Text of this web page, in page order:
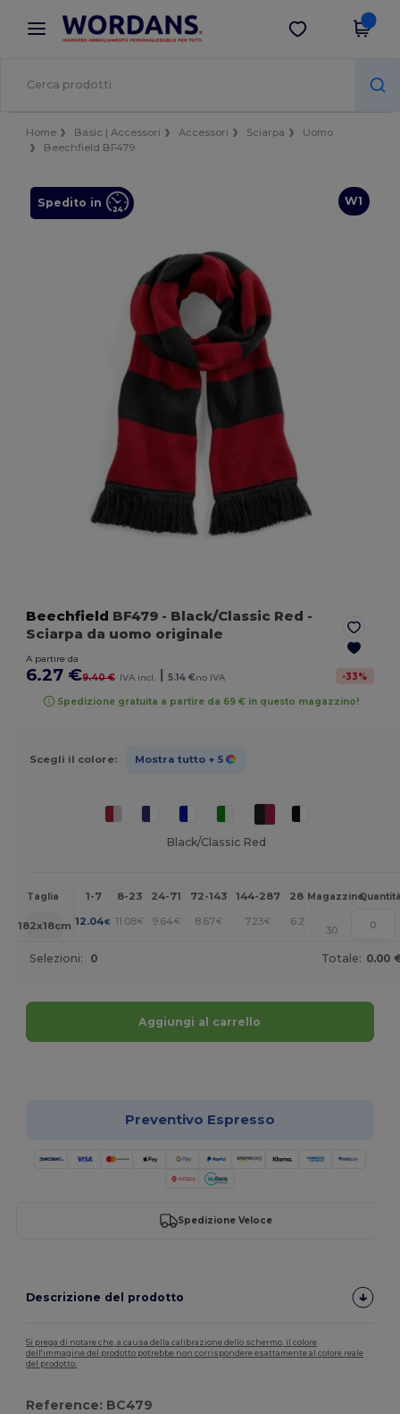
× App Wordans
Prezzi migliori sull'app!
Scarica app
Home Basic | Accessori Accessori Sciarpa
Uomo
Beechfield BF479
W1
Spedito in
Beechfield BF479 - Black/Classic Red -
Sciarpa da uomo originale
A partire da
6.27 €9.40 € IVA incl. | 5.14 €no IVA -33%
Spedizione gratuita a partire da 69 € in questo magazzino!
Scegli il colore: Mostra tutto + 5
Black/Classic Red
Taglia 1-7 8-23 24-71 72-143 144-287 288 + Altri
Magazzino
182x18cm 12.04€ 11.08€ 9.64€ 8.67€ 7.23€ 6.27 +
30
Selezioni: 0 Totale: 0.00
Aggiungi al carrello
Preventivo Espresso
Spedizione Veloce
Descrizione del prodotto
Si prega di notare che, a causa della calibrazione dello schermo, il colore
dell'immagine del prodotto potrebbe non corrispondere esattamente al colore reale
del prodotto.
Reference: BC479